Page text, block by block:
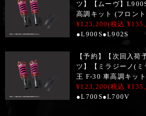
ツ】【ムーヴ】
高調キット (フロン
¥123,200(税込
●L900S●L902S
【予約】【次回入荷
ツ】【ミラジーノ(
王 F-30 車高調キッ
¥123,200(税込
●L700S●L700V